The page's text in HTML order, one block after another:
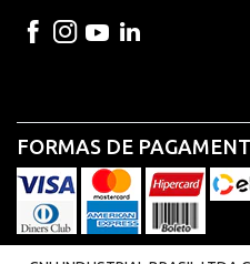
FORMAS DE